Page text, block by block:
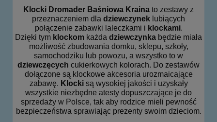
Klocki Dromader Baśniowa Kraina to zestawy z
przeznaczeniem dla dziewczynek lubiących
połączenie zabawki laleczkami i klockami.
Dzięki tym klockom każda dziewczynka będzie miała
możliwość zbudowania domku, sklepu, szkoły,
samochodziku lub powozu, a wszystko to w
dziewczęcych cukierkowych kolorach. Do zestawów
dołączone są klockowe akcesoria urozmaicające
zabawę. Klockisą wysokiej jakości i uzyskały
wszystkie niezbędne atesty dopuszczające je do
sprzedaży w Polsce, tak aby rodzice mieli pewność
bezpieczeństwa sprawiając prezenty swoim dzieciom.